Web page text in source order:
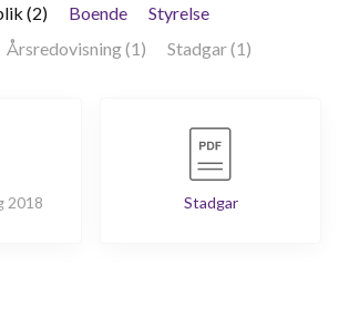
(2) Boende
Styrelse
Årsredovisning (1) Stadgar (1)
2018 Stadgar